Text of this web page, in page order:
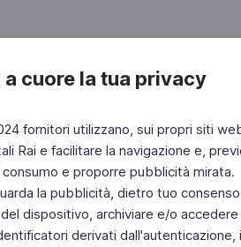
cuore la tua privacy
fornitori utilizzano, sui propri siti
Rai e facilitare la navigazione e,
e proporre pubblicità mirata.
la pubblicità, dietro tuo
dispositivo, archiviare e/o
derivati